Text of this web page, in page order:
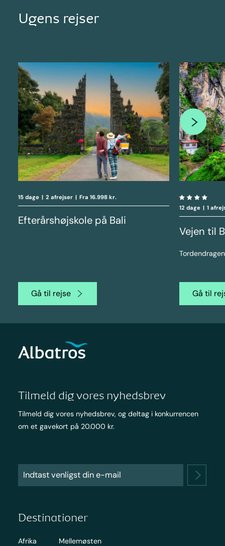
Ugens rejser
15 dage | 2 afrejser | Fra 16.998 kr.
Efterårshøjskole på Bali
Gå til rejse
12 dage | 1
Vejen til
Gå til
Tilmeld dig vores nyhedsbrev
Tilmeld dig vores nyhedsbrev, og deltag i konkurrencen
om et gavekort på 20.000 kr.
Destinationer
Afrika
Mellemøsten